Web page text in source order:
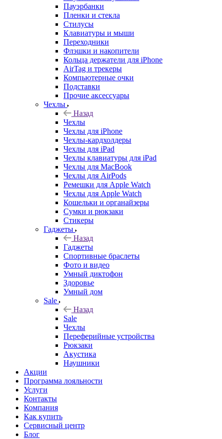
Пауэрбанки
Пленки и стекла
Стилусы
Клавиатуры и мыши
Переходники
Флэшки и накопители
Кольца держатели для iPhone
AirTag и трекеры
Компьютерные очки
Подставки
Прочие аксессуары
Чехлы
Назад
Чехлы
Чехлы для iPhone
Чехлы-кардхолдеры
Чехлы для iPad
Чехлы клавиатуры для iPad
Чехлы для MacBook
Чехлы для AirPods
Ремешки для Apple Watch
Чехлы для Apple Watch
Кошельки и органайзеры
Сумки и рюкзаки
Стикеры
Гаджеты
Назад
Гаджеты
Спортивные браслеты
Фото и видео
Умный диктофон
Здоровье
Умный дом
Sale
Назад
Sale
Чехлы
Переферийные устройства
Рюкзаки
Акустика
Наушники
Акции
Программа лояльности
Услуги
Контакты
Компания
Как купить
Сервисный центр
Блог